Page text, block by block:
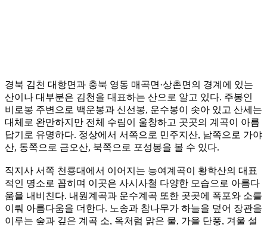
경북 김천 대항면과 충북 영동 매곡면·상촌면의 경계에 있는
산이나 대부분은 김천을 대표하는 산으로 알고 있다. 주봉인
비로봉 주변으로 백운봉과 신선봉, 운수봉이 솟아 있고 산세는
대체로 완만하지만 전체 수림이 울창하고 곳곳의 계곡이 아름
답기로 유명하다. 정상에서 서쪽으로 민주지산, 남쪽으로 가야
산, 동쪽으로 금오산, 북쪽으로 포성봉을 볼 수 있다.
직지사 서쪽 천룡대에서 이어지는 능여계곡이 황학산의 대표
적인 명소로 꼽히며 이곳은 사시사철 다양한 모습으로 아름다
움을 내비친다. 내원계곡과 운수계곡 또한 곳곳에 폭포와 소를
이뤄 아름다움을 더한다. 노송과 참나무가 하늘을 덮어 장관을
이루는 숲과 깊은 계곡 소, 옥처럼 맑은 물, 가을 단풍, 겨울 설